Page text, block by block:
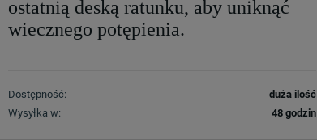
ostatnią deską ratunku, aby uniknąć
wiecznego potępienia.
Dostępność:
duża ilość
Wysyłka w:
48 godzin